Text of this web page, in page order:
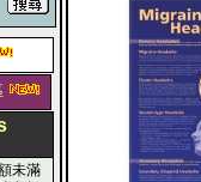
未滿